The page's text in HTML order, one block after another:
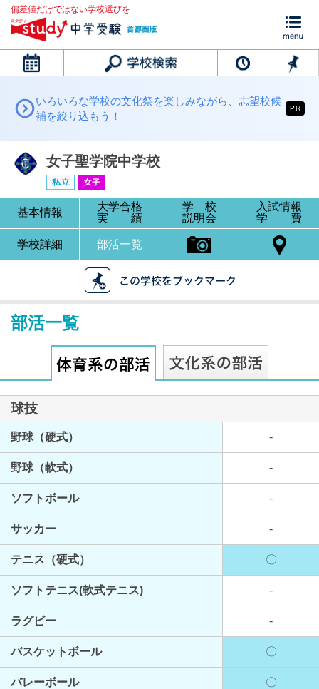
偏差値だけではない学校選びを
カレンダー
最近見た学校
ブックマークした学校はありません
いろいろな学校の文化祭を楽しみながら、志望校候
補を絞り込もう！
PR
女子聖学院中学校
基本情報
大学合格
実 績
学 校
説明会
入試情報
学 費
学校詳細 部活一覧
部活一覧
球技
野球（硬式） -
野球（軟式） -
ソフトボール -
サッカー -
テニス（硬式） 〇
ソフトテニス(軟式テニス) -
ラグビー -
バスケットボール 〇
バレーボール 〇